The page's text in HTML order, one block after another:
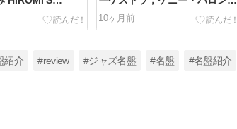
JAPAN
THERE』
北川潔，サヴァンナ・ハリス，
大林武司，キヨサク，丈青，唐
口一之
10ヶ月前
紹介 #review #ジャズ名盤 #名盤 #名盤紹介